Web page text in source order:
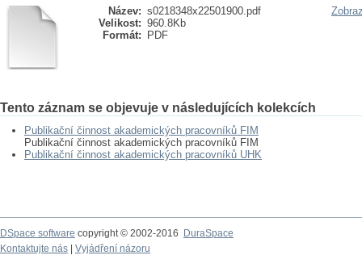
Název: s0218348x22501900.pdf
Velikost: 960.8Kb
Formát:
PDF
Tento záznam se objevuje v následujících kolekcích
Publikační činnost akademických pracovníků FIM
Publikační činnost akademických pracovníků FIM
Publikační činnost akademických pracovníků UHK
DSpace software copyright © 2002-2016
DuraSpace
Kontaktujte nás
Vyjádření názoru